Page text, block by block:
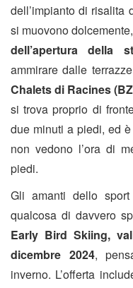
dell’impianto di risalita
si muovono
dell’apertura della
ammirare dalle
Chalets di Racines
si trova proprio di
due minuti a piedi, ed
non vedono l’ora di
piedi.
Gli amanti dello
qualcosa di davvero
Early Bird Skiing,
dicembre 2024,
inverno. L’offerta